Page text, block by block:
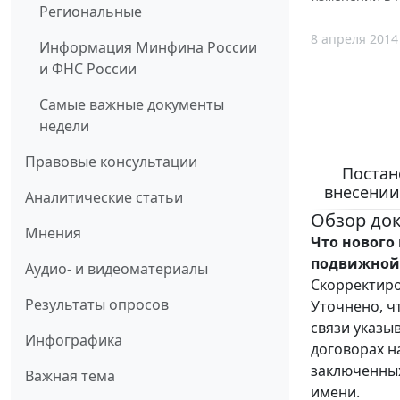
Региональные
Информация Минфина России
и ФНС России
Самые важные документы
недели
Правовые консультации
Аналитические статьи
Мнения
Аудио- и видеоматериалы
Результаты опросов
Инфографика
Важная тема
8 апреля 2014
Обзор
Что нового
подвижной
Уточнено,
связи
договорах
имени.